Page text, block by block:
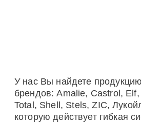
У нас Вы найдете
брендов: Amalie, Castrol,
Total, Shell, Stels, ZIC,
которую действует гибкая